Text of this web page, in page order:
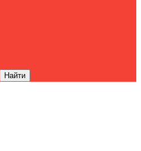
Найти